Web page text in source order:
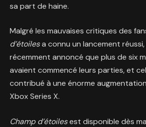
sa part de haine.
Malgré les mauvaises critiques des
d’étoilesa connu un lancement réussi,
récemment annoncé que plus de six
avaient commencé leurs parties, et
contribué à une énorme
Xbox Series X.
Champ d’étoilesest disponible dès